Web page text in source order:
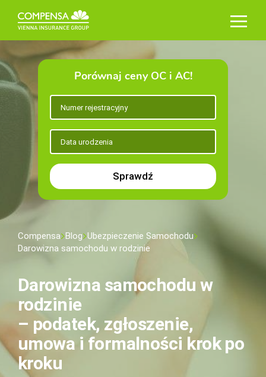
Porównaj ceny OC i AC!
Sprawdź
Compensa Blog Ubezpieczenie Samochodu
Darowizna samochodu w rodzinie
Darowizna samochodu w
rodzinie
– podatek, zgłoszenie,
umowa i formalności krok po
kroku